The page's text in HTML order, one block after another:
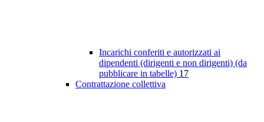
Incarichi conferiti e autorizzati ai
dipendenti (dirigenti e non dirigenti) (da
pubblicare in tabelle) 17
Contrattazione collettiva